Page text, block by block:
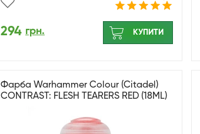
294 грн. КУПИТИ
Фарба Warhammer Colour (Citadel)
CONTRAST: FLESH TEARERS RED (18ML)